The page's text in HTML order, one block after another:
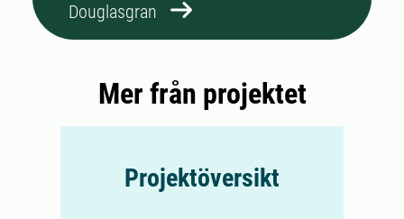
Douglasgran
Mer från projektet
Projektöversikt